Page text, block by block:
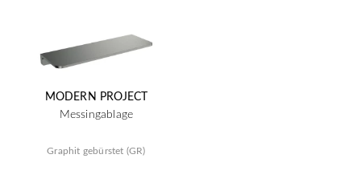
MODERN PROJECT
Messingablage
Graphit gebürstet (GR)